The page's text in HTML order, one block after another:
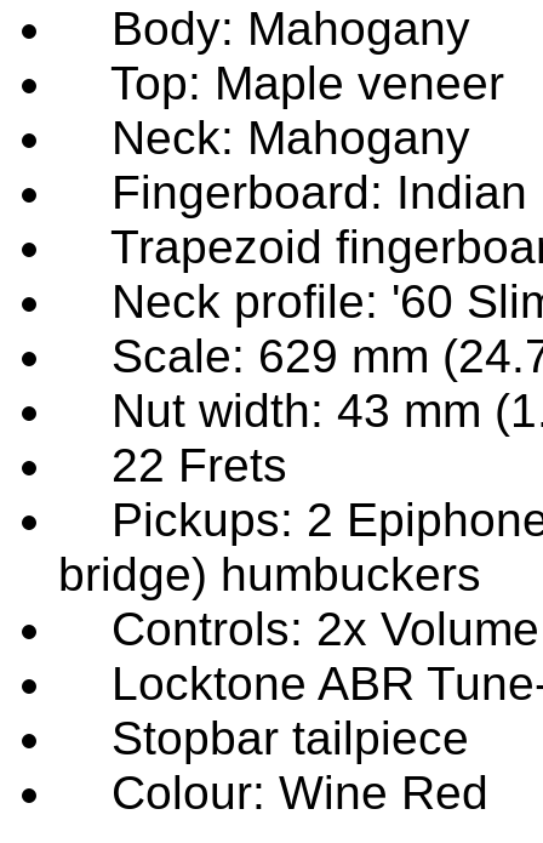
Body: Mahogany
Top: Maple veneer
Neck: Mahogany
Fingerboard: Indian
Trapezoid
Neck profile: '60
Scale: 629 mm
Nut width: 43 mm
22 Frets
Pickups: 2
bridge) humbuckers
Controls: 2x
Locktone ABR
Stopbar tailpiece
Colour: Wine Red